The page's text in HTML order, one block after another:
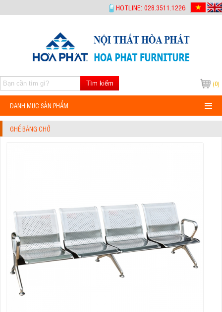
HOTLINE: 028.3511.1226
(0)
Tìm kiếm
DANH MỤC SẢN PHẨM
GHẾ BĂNG CHỜ